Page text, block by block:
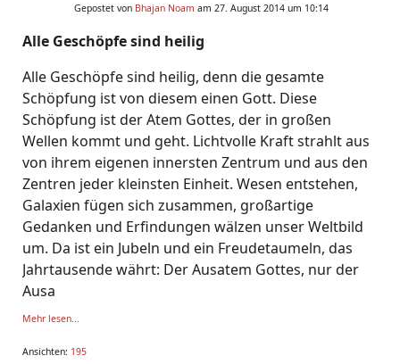
Gepostet von Bhajan Noam am 27. August 2014 um 10:14
Alle Geschöpfe sind heilig
Alle Geschöpfe sind heilig, denn die gesamte
Schöpfung ist von diesem einen Gott. Diese
Schöpfung ist der Atem Gottes, der in großen
Wellen kommt und geht. Lichtvolle Kraft strahlt aus
von ihrem eigenen innersten Zentrum und aus den
Zentren jeder kleinsten Einheit. Wesen entstehen,
Galaxien fügen sich zusammen, großartige
Gedanken und Erfindungen wälzen unser Weltbild
um. Da ist ein Jubeln und ein Freudetaumeln, das
Jahrtausende währt: Der Ausatem Gottes, nur der
Ausa
Mehr lesen...
Ansichten: 195